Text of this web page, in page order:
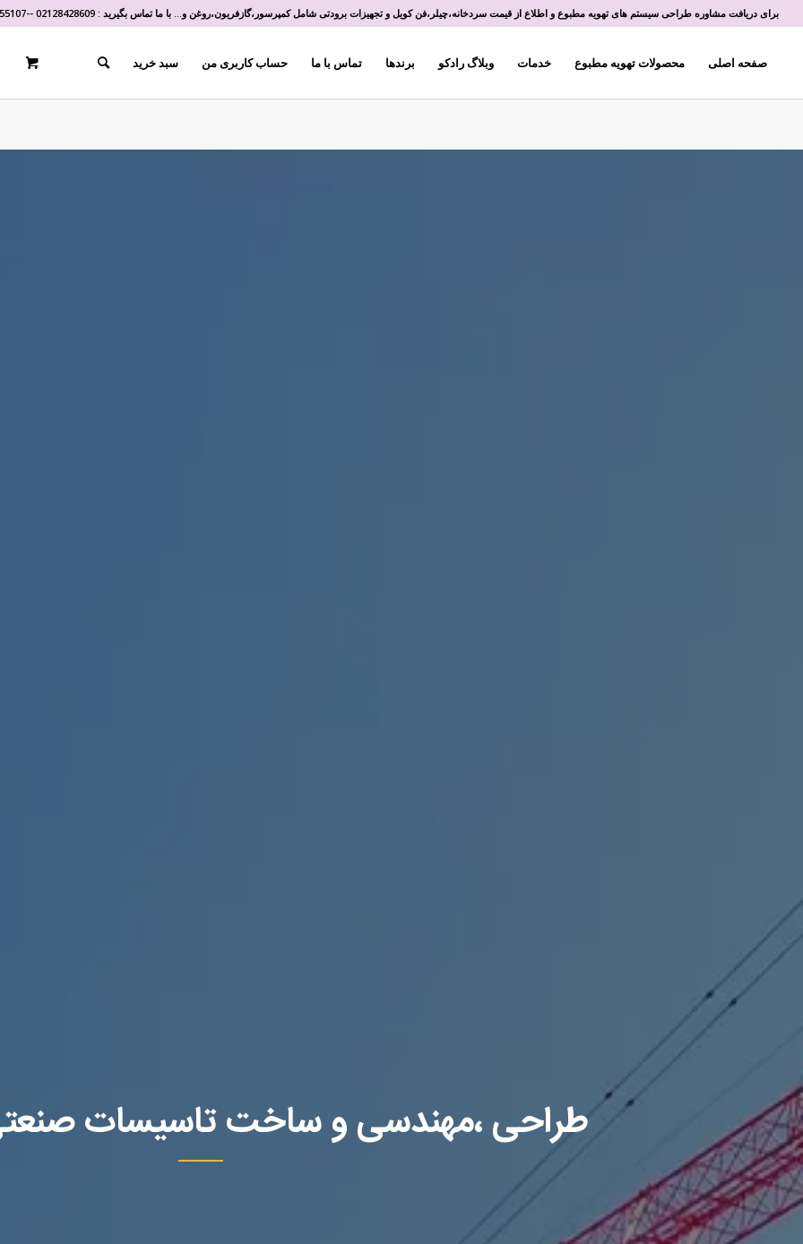
برای دریافت مشاوره طراحی سیستم های تهویه مطبوع و اطلاع از قیمت سردخانه،چیلر،فن کویل و تجهیزات برودتی شامل کمپرسور،گازفریون،روغن و... با ما تماس بگیرید : 02128428609
-
-
صفحه اصلی محصولات تهویه مطبوع خدمات وبلاگ رادکو برندها تماس با ما حساب کاربری من سبد خرید
طراحی ،مهندسی و ساخت تاسیسات